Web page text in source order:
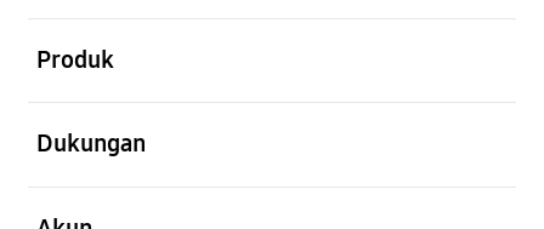
Produk
Dukungan